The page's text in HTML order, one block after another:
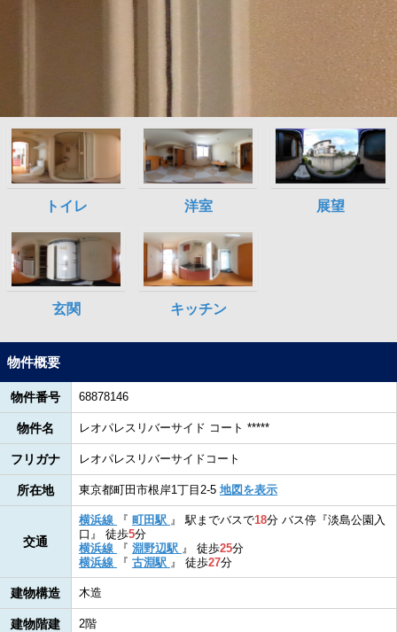
物件概要
物件番号 68878146
物件名 レオパレスリバーサイド コート *****
フリガナ レオパレスリバーサイドコート
所在地 東京都町田市根岸1丁目2-5 地図を表示
交通
横浜線 『 町田駅 』 駅までバスで18分 バス停『淡島公園入
口』 徒歩5分
横浜線
『 淵野辺駅 』 徒歩25分
横浜線
『 古淵駅 』 徒歩27分
建物構造 木造
建物階建 2階